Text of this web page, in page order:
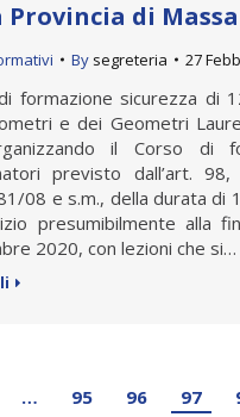
Provincia di
By segreteria 27
formazione sicurezza di
e dei Geometri
il Corso di
previsto dall’art.
08 e s.m., della durata di
presumibilmente alla
2020, con lezioni che si…
… 95 96 97